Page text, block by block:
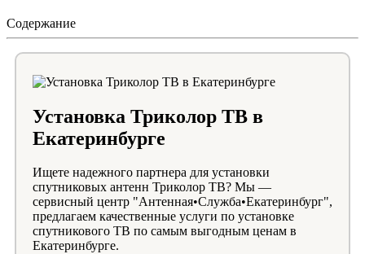
Содержание
Установка Триколор ТВ в
Екатеринбурге
Ищете надежного партнера для установки
спутниковых антенн Триколор ТВ? Мы —
сервисный центр "Антенная•Служба•Екатеринбург",
предлагаем качественные услуги по установке
спутникового ТВ по самым выгодным ценам в
Екатеринбурге.